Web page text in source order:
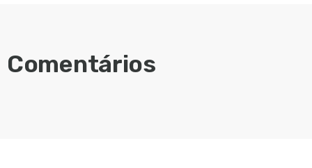
Comentários